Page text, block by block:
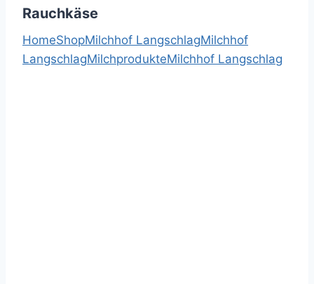
Rauchkäse
HomeShopMilchhof LangschlagMilchhof
LangschlagMilchprodukteMilchhof Langschlag